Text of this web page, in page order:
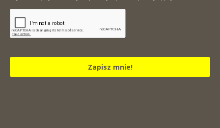
Zapisz mnie!